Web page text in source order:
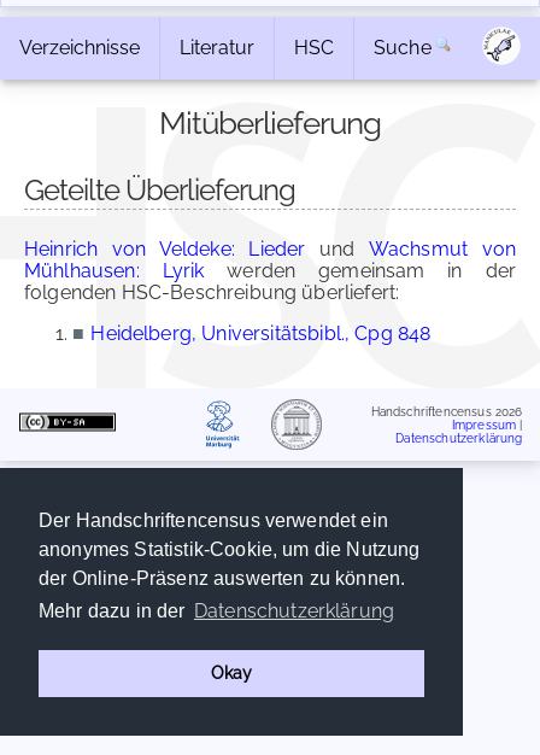
Der Handschriftencensus verwendet ein
anonymes Statistik-Cookie, um die Nutzung
der Online-Präsenz auswerten zu können.
Mehr dazu in der Datenschutzerklärung
Okay
Verzeichnisse Literatur HSC Suche
Mitüberlieferung
Geteilte Überlieferung
Heinrich von Veldeke: Lieder und Wachsmut von
Mühlhausen: Lyrik werden gemeinsam in der
folgenden HSC-Beschreibung überliefert:
■ Heidelberg, Universitätsbibl., Cpg 848
Handschriftencensus 2026
Impressum
Datenschutzerklärung